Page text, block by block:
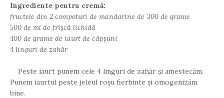
Ingrediente pentru cremă:
fructele din 2 compoturi de mandarine de 300 de grame
500 de ml de frișcă lichidă
400 de grame de iaurt de căpșuni
4 linguri de zahăr
Peste iaurt punem cele 4 linguri de zahăr și amestecăm.
Punem iaurtul peste jeleul roșu fierbinte și omogenizăm
bine.